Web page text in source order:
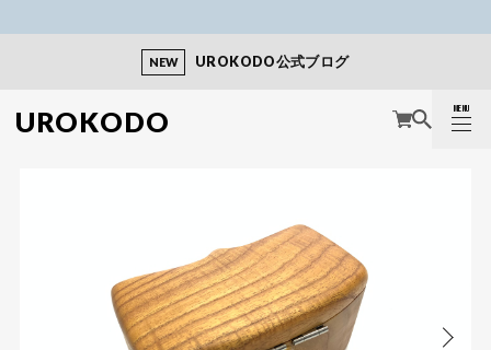
NEW UROKODO公式ブログ
UROKODO MENU
CLOSE